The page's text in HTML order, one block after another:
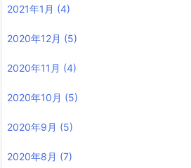
2021年1月 (4)
2020年12月 (5)
2020年11月 (4)
2020年10月 (5)
2020年9月 (5)
2020年8月 (7)